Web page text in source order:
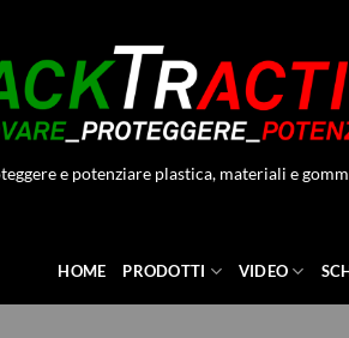
e potenziare plastica, materiali e
HOME PRODOTTI VIDEO